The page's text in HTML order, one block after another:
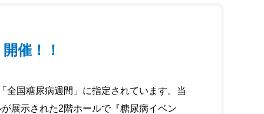
催！！
全国糖尿病週間」に指定されています。当
展示された2階ホールで『糖尿病イベン